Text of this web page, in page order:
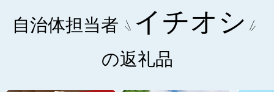
自治体担当者 イチオシ
の返礼品